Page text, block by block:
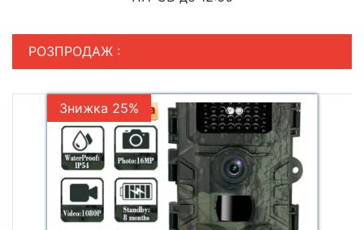
РОЗПРОДАЖ :
Знижка 25%